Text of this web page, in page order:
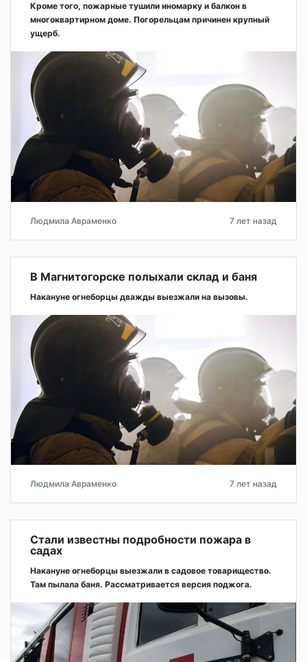
Кроме того, пожарные тушили иномарку и балкон в
многоквартирном доме. Погорельцам причинен крупный
ущерб.
Людмила Авраменко 7 лет назад
В Магнитогорске полыхали склад и баня
Накануне огнеборцы дважды выезжали на вызовы.
Людмила Авраменко 7 лет назад
Стали известны подробности пожара в
садах
Накануне огнеборцы выезжали в садовое товарищество.
Там пылала баня. Рассматривается версия поджога.